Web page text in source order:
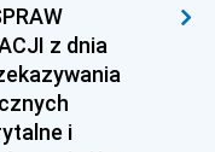
1955
1952
1949
1946
z dnia
i